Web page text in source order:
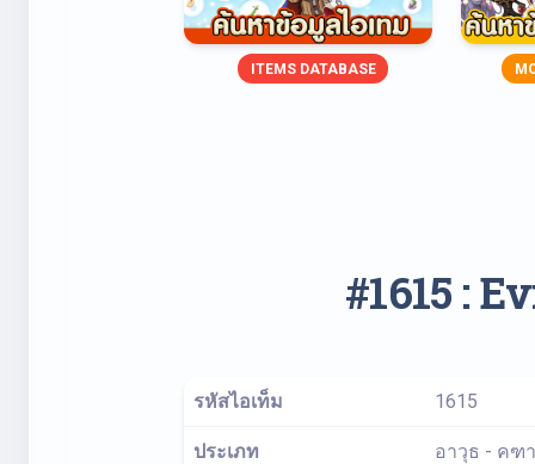
ITEMS DATABASE
#1615 :
รหัสไอเท็ม 1615
ประเภท อาวุธ - คฑา